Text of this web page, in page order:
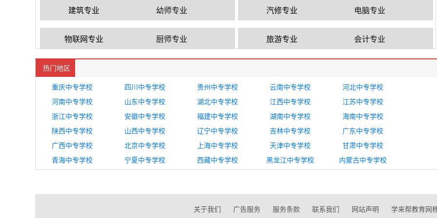
建筑专业 幼师专业 汽修专业 电脑专业
物联网专业 厨师专业 旅游专业 会计专业
热门地区
重庆中专学校
四川中专学校 贵州中专学校 云南中专学校
河北中专学校
河南中专学校
山东中专学校 湖北中专学校 江西中专学校
江苏中专学校
浙江中专学校
安徽中专学校 福建中专学校 湖南中专学校
海南中专学校
陕西中专学校
山西中专学校 辽宁中专学校 吉林中专学校
广东中专学校
广西中专学校
北京中专学校 上海中专学校 天津中专学校
甘肃中专学校
青海中专学校
宁夏中专学校 西藏中专学校 黑龙江中专学校 内蒙古中专学校
关于我们 广告服务 服务条款 联系我们 网站声明 学来帮教育网